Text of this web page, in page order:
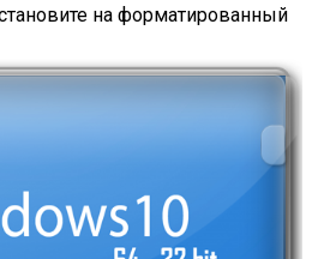
на форматированный